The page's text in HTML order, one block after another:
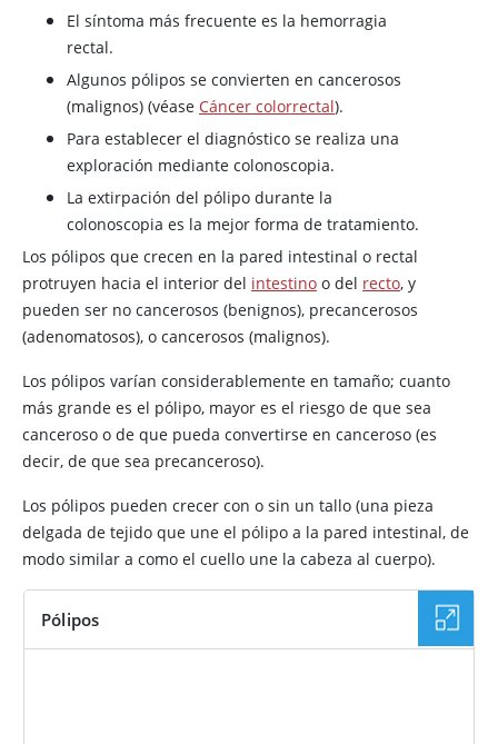
El síntoma más frecuente es la hemorragia
rectal.
Algunos pólipos se convierten en cancerosos
(malignos) (véase Cáncer colorrectal).
Para establecer el diagnóstico se realiza una
exploración mediante colonoscopia.
La extirpación del pólipo durante la
colonoscopia es la mejor forma de tratamiento.
Los pólipos que crecen en la pared intestinal o rectal
protruyen hacia el interior del intestino o del recto, y
pueden ser no cancerosos (benignos), precancerosos
(adenomatosos), o cancerosos (malignos).
Los pólipos varían considerablemente en tamaño; cuanto
más grande es el pólipo, mayor es el riesgo de que sea
canceroso o de que pueda convertirse en canceroso (es
decir, de que sea precanceroso).
Los pólipos pueden crecer con o sin un tallo (una pieza
delgada de tejido que une el pólipo a la pared intestinal, de
modo similar a como el cuello une la cabeza al cuerpo).
Pólipos